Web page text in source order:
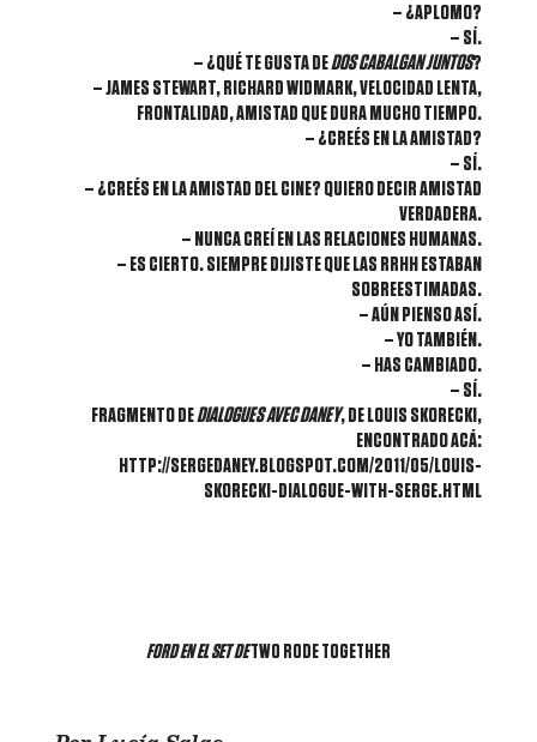
– ¿APLOMO?
– SÍ.
– ¿QUÉ TE GUSTA DEDOS CABALGAN JUNTOS?
– JAMES STEWART, RICHARD WIDMARK, VELOCIDAD LENTA,
FRONTALIDAD, AMISTAD QUE DURA MUCHO TIEMPO.
– ¿CREÉS EN LA AMISTAD?
– SÍ.
– ¿CREÉS EN LA AMISTAD DEL CINE? QUIERO DECIR AMISTAD
VERDADERA.
– NUNCA CREÍ EN LAS RELACIONES HUMANAS.
– ES CIERTO. SIEMPRE DIJISTE QUE LAS RRHH ESTABAN
SOBREESTIMADAS.
– AÚN PIENSO ASÍ.
– YO TAMBIÉN.
– HAS CAMBIADO.
– SÍ.
FRAGMENTO DEDIALOGUES AVEC DANEY, DE LOUIS SKORECKI,
ENCONTRADO ACÁ:
HTTP://SERGEDANEY.BLOGSPOT.COM/2011/05/LOUIS-
SKORECKI-DIALOGUE-WITH-SERGE.HTML
FORD EN EL SET DETWO RODE TOGETHER